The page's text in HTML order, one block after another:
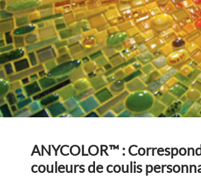
ANYCOLOR™ :
couleurs de coulis